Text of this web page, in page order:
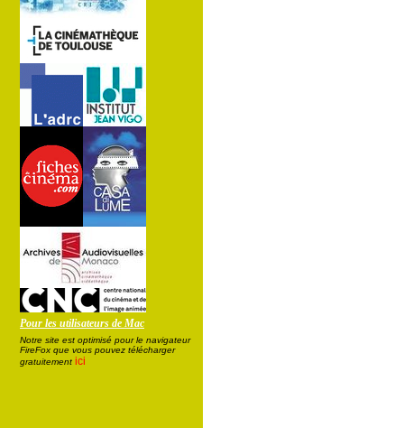
Pour les utilisateurs de Mac
Notre site est optimisé pour le navigateur
FireFox que vous pouvez télécharger
gratuitement ici